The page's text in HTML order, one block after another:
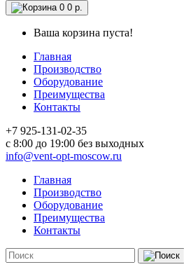
0 0 р.
Ваша корзина пуста!
Главная
Производство
Оборудование
Преимущества
Контакты
+7 925-131-02-35
c 8:00 до 19:00 без выходных
info@vent-opt-moscow.ru
Главная
Производство
Оборудование
Преимущества
Контакты